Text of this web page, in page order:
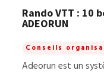
Rando VTT : 10
ADEORUN
Conseils
Adeorun est un